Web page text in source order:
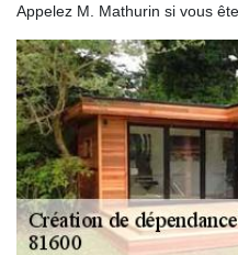
Appelez M. Mathurin si vous